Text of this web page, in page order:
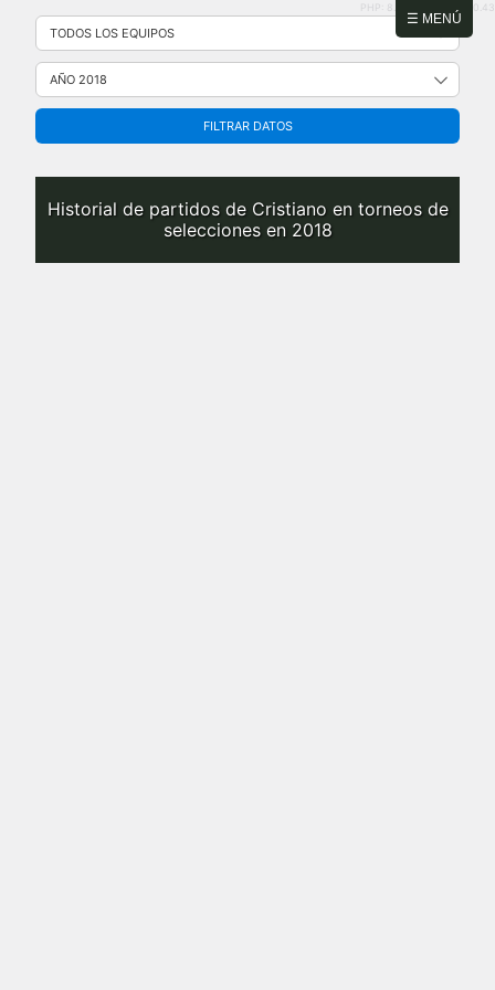
☰ MENÚ
Saltar
contenido
PHP: 8.2.31 | MySQL: 8.0.43
FILTRAR DATOS
Historial de partidos de Cristiano en torneos de
selecciones en 2018